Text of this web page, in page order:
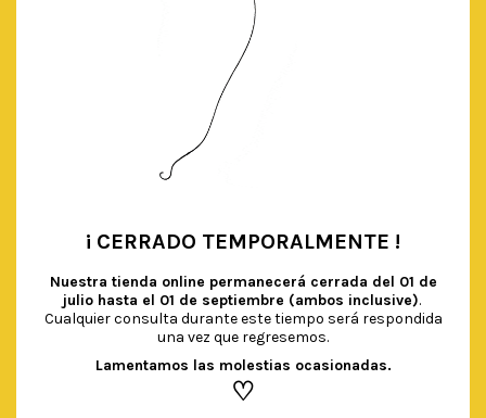
BANDERINES DIY (NEGRO)
€4.90El
precio
€ 2.90El
precio
IVA Incluido
¡ CERRADO TEMPORALMENTE !
Nuestra tienda online permanecerá cerrada del 01 de
julio hasta el 01 de septiembre (ambos inclusive).
Cualquier consulta durante este tiempo será respondida
una vez que regresemos.
Lamentamos las molestias ocasionadas.
♡